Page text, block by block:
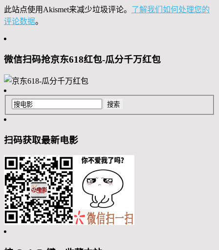
此站点使用Akismet来减少垃圾评论。 了解我们如何处理您的
评论数据。
微信扫码抢京东618红包-瓜分千万红包
扫码获取最新电影